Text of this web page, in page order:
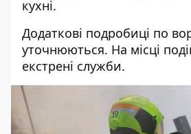
кухні.
Додаткові подробиці по
уточнюються. На місці
екстрені служби.